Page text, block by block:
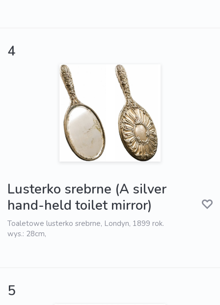
4
Lusterko srebrne (A silver
hand-held toilet mirror)
Toaletowe lusterko srebrne, Londyn, 1899 rok.
wys.: 28cm,
5